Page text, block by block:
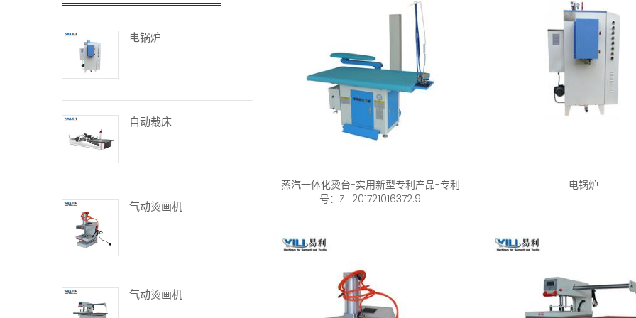
电锅炉
自动裁床
气动烫画机
气动烫画机
蒸汽一体化烫台-实用新型专利产品-专利
号：ZL 201721016372.9
电锅炉